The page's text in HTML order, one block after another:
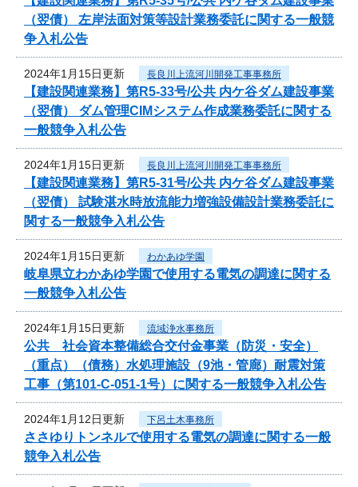
（翌債） 左岸法面対策等設計業務委託に関する一般競
争入札公告
2024年1月15日更新 長良川上流河川開発工事事務所
【建設関連業務】第R5-33号/公共 内ケ谷ダム建設事業
（翌債） ダム管理CIMシステム作成業務委託に関する
一般競争入札公告
2024年1月15日更新 長良川上流河川開発工事事務所
【建設関連業務】第R5-31号/公共 内ケ谷ダム建設事業
（翌債） 試験湛水時放流能力増強設備設計業務委託に
関する一般競争入札公告
2024年1月15日更新 わかあゆ学園
岐阜県立わかあゆ学園で使用する電気の調達に関する
一般競争入札公告
2024年1月15日更新 流域浄水事務所
公共 社会資本整備総合交付金事業（防災・安全）
（重点）（債務）水処理施設（9池・管廊）耐震対策
工事（第101-C-051-1号）に関する一般競争入札公告
2024年1月12日更新 下呂土木事務所
ささゆりトンネルで使用する電気の調達に関する一般
競争入札公告